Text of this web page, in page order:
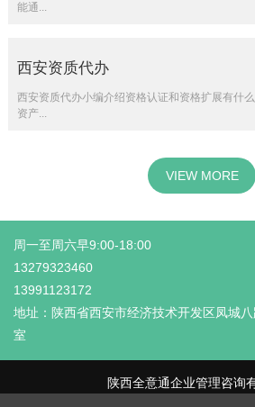
能通...
西安资质代办
西安资质代办小编介绍资格认证和资格扩展有什
资产...
VIEW MORE
周一至周六早9:00-18:00
13279323460
13991123172
地址：陕西省西安市经济技术开发区凤城
室
陕西全意通企业管理咨询